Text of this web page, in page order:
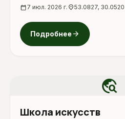
доступность посещения и
официальных ресурсах.
calendar_today 7 июл. 2026 г. location_on53.0827, 30.0520
Подробнее arrow_forward
travel_explore
Школа искусств